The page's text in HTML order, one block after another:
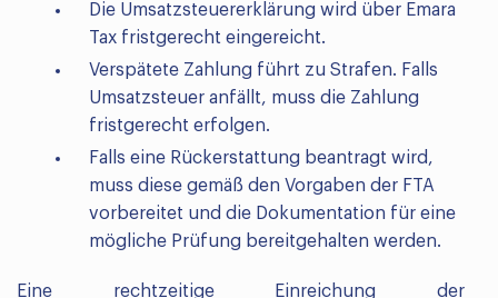
Die Umsatzsteuererklärung wird über Emara
Tax fristgerecht eingereicht.
Verspätete Zahlung führt zu Strafen. Falls
Umsatzsteuer anfällt, muss die Zahlung
fristgerecht erfolgen.
Falls eine Rückerstattung beantragt wird,
muss diese gemäß den Vorgaben der FTA
vorbereitet und die Dokumentation für eine
mögliche Prüfung bereitgehalten werden.
Eine rechtzeitige Einreichung der